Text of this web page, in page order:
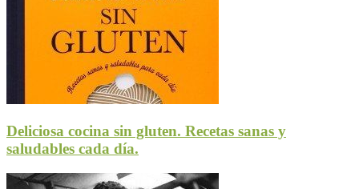
Deliciosa cocina sin gluten. Recetas sanas y
saludables cada día.